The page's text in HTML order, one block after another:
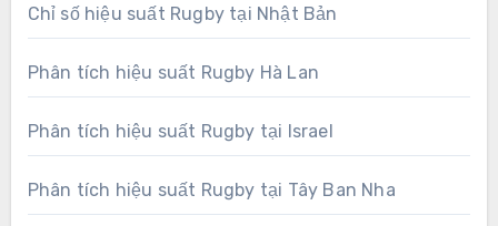
Chỉ số hiệu suất Rugby tại Nhật Bản
Phân tích hiệu suất Rugby Hà Lan
Phân tích hiệu suất Rugby tại Israel
Phân tích hiệu suất Rugby tại Tây Ban Nha